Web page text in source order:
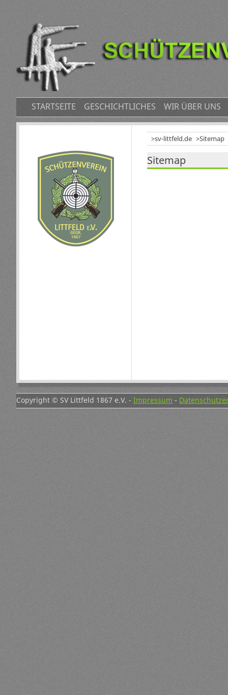
NAVIGATION
ÜBERSPRINGEN
STARTSEITE GESCHICHTLICHES WIR ÜBER UNS
sv-littfeld.de Sitemap
Sitemap
Copyright © SV Littfeld 1867 e.V. - Impressum -